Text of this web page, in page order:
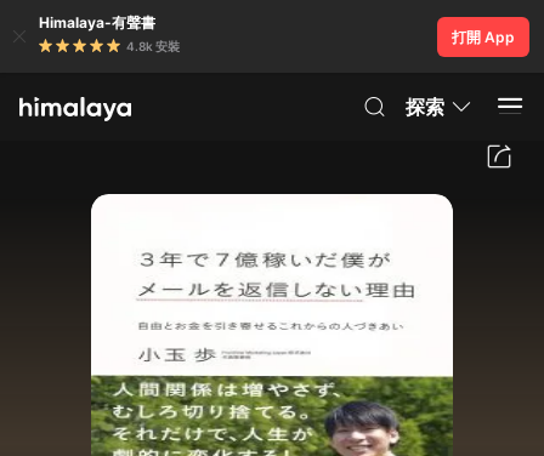
Himalaya-有聲書
4.8k 安裝
打開 App
探索